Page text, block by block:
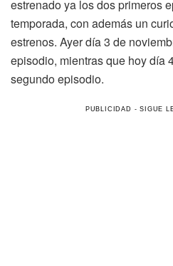
estrenado ya los dos primeros
temporada, con además un
estrenos. Ayer día 3 de
episodio, mientras que hoy día
segundo episodio.